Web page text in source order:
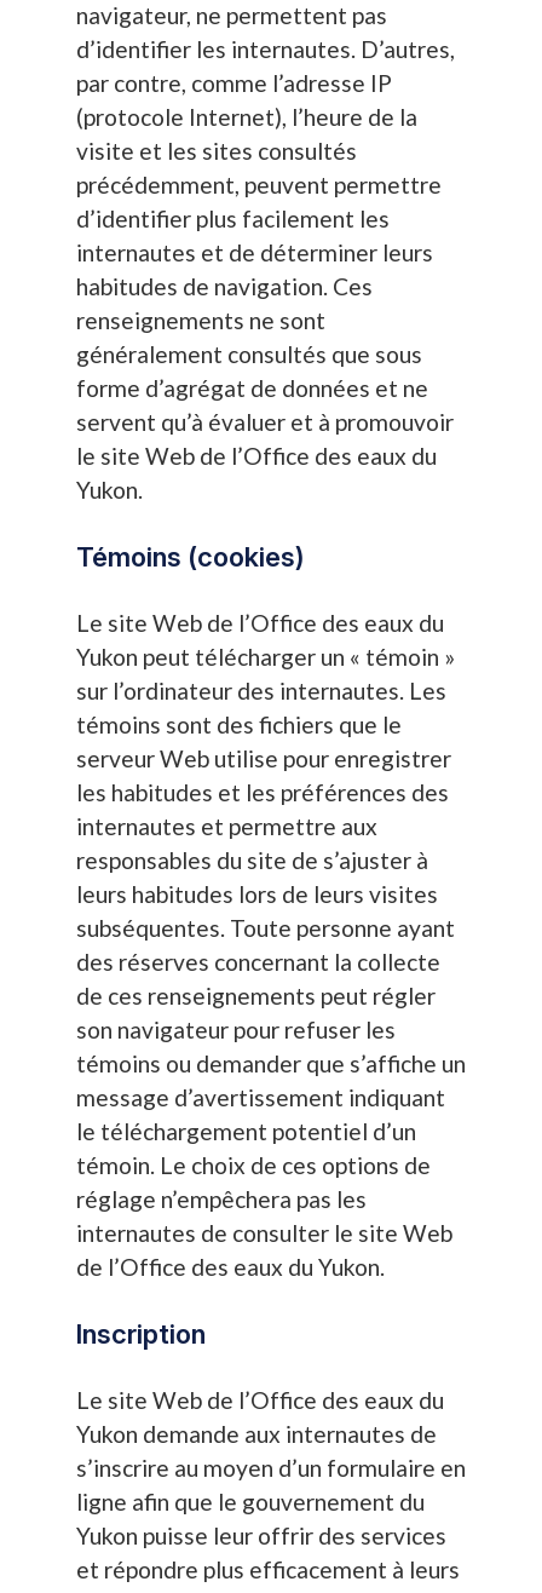
navigateur, ne permettent pas
d’identifier les internautes. D’autres,
par contre, comme l’adresse IP
(protocole Internet), l’heure de la
visite et les sites consultés
précédemment, peuvent permettre
d’identifier plus facilement les
internautes et de déterminer leurs
habitudes de navigation. Ces
renseignements ne sont
généralement consultés que sous
forme d’agrégat de données et ne
servent qu’à évaluer et à promouvoir
le site Web de l’Office des eaux du
Yukon.
Témoins (cookies)
Le site Web de l’Office des eaux du
Yukon peut télécharger un « témoin »
sur l’ordinateur des internautes. Les
témoins sont des fichiers que le
serveur Web utilise pour enregistrer
les habitudes et les préférences des
internautes et permettre aux
responsables du site de s’ajuster à
leurs habitudes lors de leurs visites
subséquentes. Toute personne ayant
des réserves concernant la collecte
de ces renseignements peut régler
son navigateur pour refuser les
témoins ou demander que s’affiche un
message d’avertissement indiquant
le téléchargement potentiel d’un
témoin. Le choix de ces options de
réglage n’empêchera pas les
internautes de consulter le site Web
de l’Office des eaux du Yukon.
Inscription
Le site Web de l’Office des eaux du
Yukon demande aux internautes de
s’inscrire au moyen d’un formulaire en
ligne afin que le gouvernement du
Yukon puisse leur offrir des services
et répondre plus efficacement à leurs